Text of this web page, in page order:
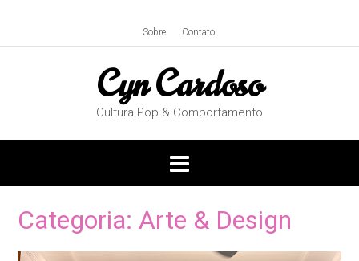
content
Sobre Contato
Cyn Cardoso
Cultura Pop & Comportamento
Categoria: Arte & Design